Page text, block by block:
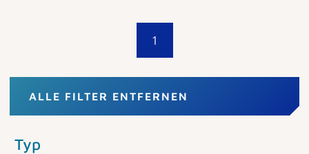
1
ALLE FILTER ENTFERNEN
Typ